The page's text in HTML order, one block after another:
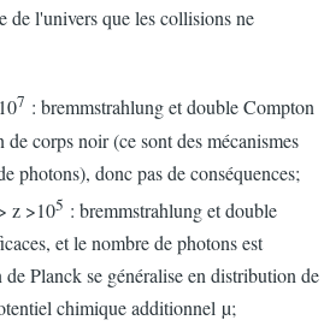
de l'univers que les collisions ne
7 : bremmstrahlung et double Compton
corps noir (ce sont des mécanismes
photons), donc pas de conséquences;
z >105 : bremmstrahlung et double
et le nombre de photons est
Planck se généralise en distribution de
chimique additionnel µ;